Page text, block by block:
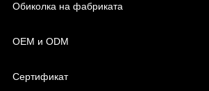
Обиколка на фабриката
OEM и ODM
Сертификат